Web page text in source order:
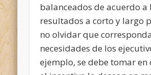
balanceados de acuerdo a
resultados a corto y largo
no olvidar que
necesidades de los
ejemplo, se debe tomar en